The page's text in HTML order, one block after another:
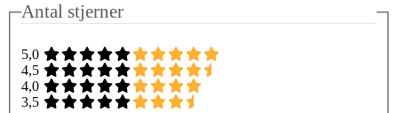
Antal stjerner
5,0
4,5
4,0
3,5